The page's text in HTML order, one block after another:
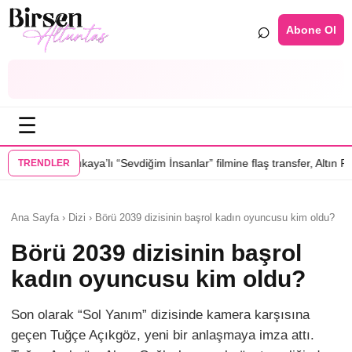
⌕ Abone Ol
☰
TRENDLER
“Sevdiğim İnsanlar” filmine flaş transfer, Altın Palmiye’li Vlad Ivanov
Ana Sayfa › Dizi › Börü 2039 dizisinin başrol kadın oyuncusu kim oldu?
Börü 2039 dizisinin başrol
kadın oyuncusu kim oldu?
Son olarak “Sol Yanım” dizisinde kamera karşısına
geçen Tuğçe Açıkgöz, yeni bir anlaşmaya imza attı.